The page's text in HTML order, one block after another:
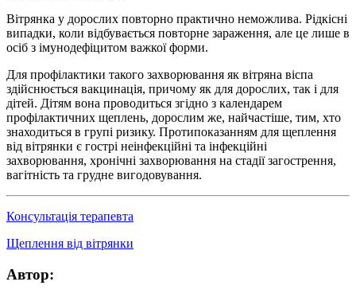
Вітрянка у дорослих повторно практично неможлива. Рідкісні
випадки, коли відбувається повторне зараження, але це лише в
осіб з імунодефіцитом важкої форми.
Для профілактики такого захворювання як вітряна віспа
здійснюється вакцинація, причому як для дорослих, так і для
дітей. Дітям вона проводиться згідно з календарем
профілактичних щеплень, дорослим же, найчастіше, тим, хто
знаходиться в групі ризику. Протипоказанням для щеплення
від вітрянки є гострі неінфекційні та інфекційні
захворювання, хронічні захворювання на стадії загострення,
вагітність та грудне вигодовування.
Консультація терапевта
Щеплення від вітрянки
Автор: